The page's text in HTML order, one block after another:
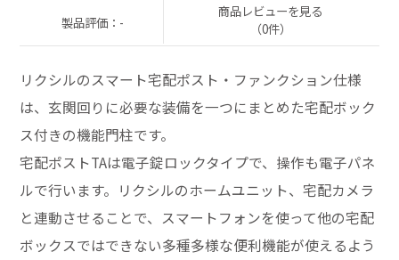
製品評価：-
商品レビューを見る
（0件）
リクシルのスマート宅配ポスト・ファンクション仕様
は、玄関回りに必要な装備を一つにまとめた宅配ボック
ス付きの機能門柱です。
宅配ポストTAは電子錠ロックタイプで、操作も電子パネ
ルで行います。リクシルのホームユニット、宅配カメラ
と連動させることで、スマートフォンを使って他の宅配
ボックスではできない多種多様な便利機能が使えるよう